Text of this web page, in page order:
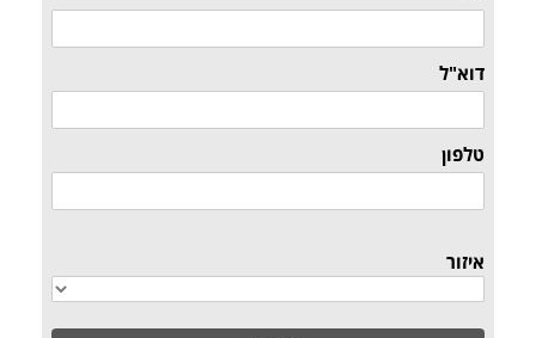
דוא"ל
טלפון
איזור